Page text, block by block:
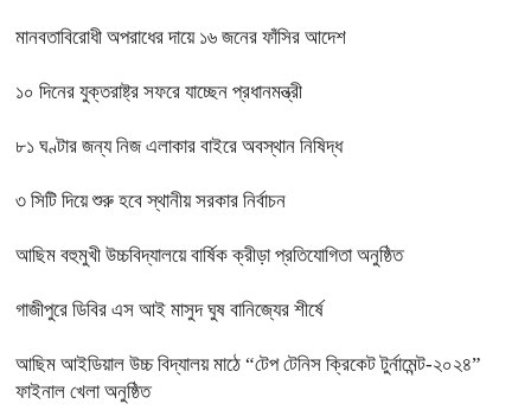
মানবতাবিরোধী অপরাধের দায়ে ১৬ জনের ফাঁসির আদেশ
১০ দিনের যুক্তরাষ্ট্র সফরে যাচ্ছেন প্রধানমন্ত্রী
৮১ ঘণ্টার জন্য নিজ এলাকার বাইরে অবস্থান নিষিদ্ধ
৩ সিটি দিয়ে শুরু হবে স্থানীয় সরকার নির্বাচন
আছিম বহুমুখী উচ্চবিদ্যালয়ে বার্ষিক ক্রীড়া প্রতিযোগিতা অনুষ্ঠিত
গাজীপুরে ডিবির এস আই মাসুদ ঘুষ বানিজ্যের শীর্ষে
আছিম আইডিয়াল উচ্চ বিদ্যালয় মাঠে “টেপ টেনিস ক্রিকেট টুর্নামেন্ট-২০২৪”
ফাইনাল খেলা অনুষ্ঠিত